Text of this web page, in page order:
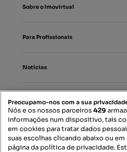
Sobre o Imovirtual
Para Profissionais
Notícias
Mapa do Site
Preocupamo-nos com a sua
Nós e os nossos parceiros429
informações num dispositivo, tais
em cookies para tratar dados
suas escolhas clicando abaixo ou
página da política de privacidade.